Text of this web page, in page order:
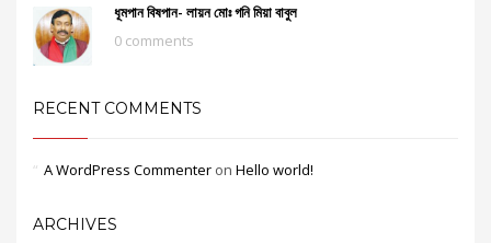
ধূমপান বিষপান- লায়ন মোঃ গনি মিয়া বাবুল
0 comments
RECENT COMMENTS
A WordPress Commenter on Hello world!
ARCHIVES